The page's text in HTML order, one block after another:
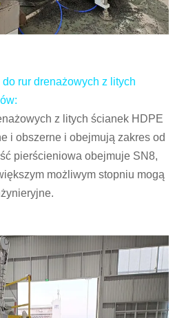
rur drenażowych z litych
z litych ścianek HDPE
i obszerne i obejmują zakres od
pierścieniowa obejmuje SN8,
możliwym stopniu mogą